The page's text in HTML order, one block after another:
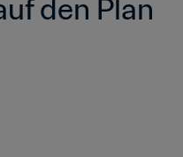
den Plan